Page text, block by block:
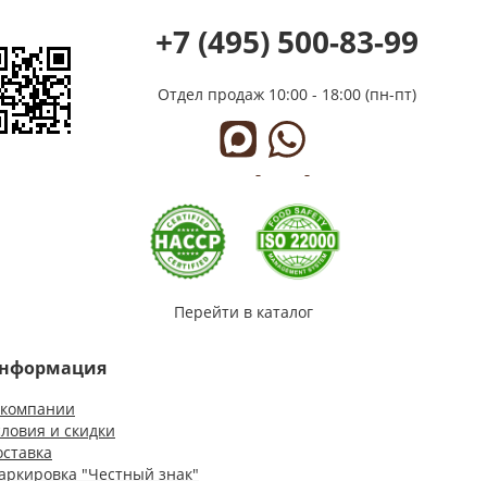
+7 (495) 500-83-99
Отдел продаж 10:00 - 18:00 (пн-пт)
Перейти в каталог
и скидки
"Честный знак"